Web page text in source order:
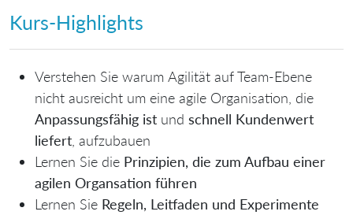
Kurs-Highlights
Verstehen Sie warum Agilität auf Team-Ebene
nicht ausreicht um eine agile Organisation, die
Anpassungsfähig ist und schnell Kundenwert
liefert , aufzubauen
Lernen Sie die Prinzipien, die zum Aufbau einer
agilen Organsation führen
Lernen Sie Regeln, Leitfaden und Experimente